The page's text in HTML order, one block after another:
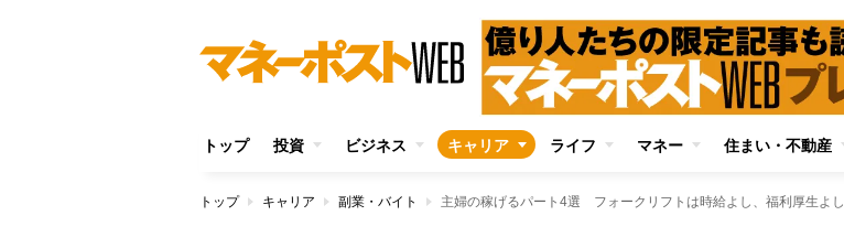
トップ 投資 ビジネス キャリア ライフ マネー 住まい・不動産
トップ キャリア 副業・バイト 主婦の稼げるパート4選 フォークリフトは時給よし、福利厚生よし